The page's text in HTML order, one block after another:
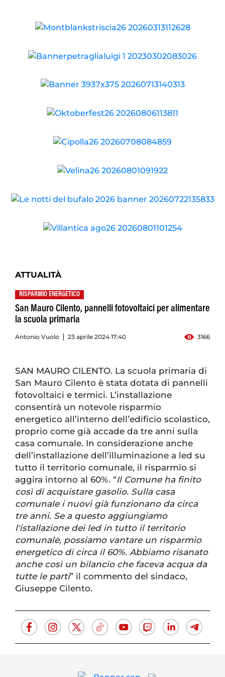
ATTUALITÀ
RISPARMIO ENERGETICO
San Mauro Cilento, pannelli fotovoltaici per alimentare
la scuola primaria
Antonio Vuolo 23 aprile 2024 17:40 3166
SAN MAURO CILENTO. La scuola primaria di
San Mauro Cilento è stata dotata di pannelli
fotovoltaici e termici. L’installazione
consentirà un notevole risparmio
energetico all’interno dell’edificio scolastico,
proprio come già accade da tre anni sulla
casa comunale. In considerazione anche
dell’installazione dell’illuminazione a led su
tutto il territorio comunale, il risparmio si
aggira intorno al 60%. “Il Comune ha finito
così di acquistare gasolio. Sulla casa
comunale i nuovi già funzionano da circa
tre anni. Se a questo aggiungiamo
l'istallazione dei led in tutto il territorio
comunale, possiamo vantare un risparmio
energetico di circa il 60%. Abbiamo risanato
anche così un bilancio che faceva acqua da
tutte le parti” il commento del sindaco,
Giuseppe Cilento.